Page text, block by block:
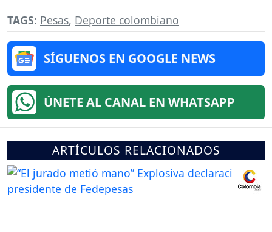
TAGS: Pesas, Deporte colombiano
SÍGUENOS EN GOOGLE NEWS
ÚNETE AL CANAL EN WHATSAPP
ARTÍCULOS RELACIONADOS